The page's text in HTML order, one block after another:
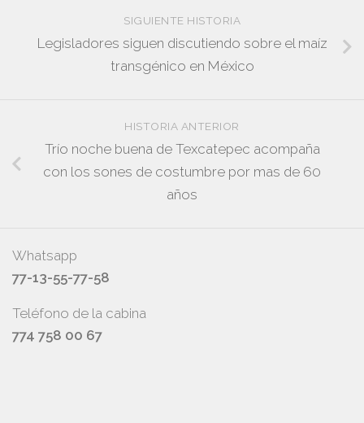
SIGUIENTE HISTORIA
Legisladores siguen discutiendo sobre el maíz
transgénico en México
HISTORIA ANTERIOR
Trío noche buena de Texcatepec acompaña
con los sones de costumbre por mas de 60
años
Whatsapp
77-13-55-77-58
Teléfono de la cabina
774 758 00 67